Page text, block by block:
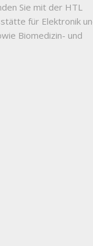
Sie mit der HTL
für Elektronik
Biomedizin- und